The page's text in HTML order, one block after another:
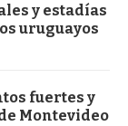
y estadías
uruguayos
fuertes y
Montevideo